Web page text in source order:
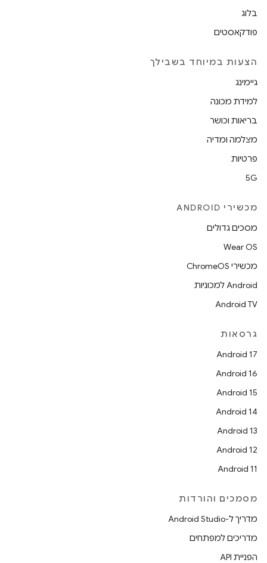
בלוג
פודקאסטים
הצעות במיוחד בשבילך
גיימינג
למידת מכונה
בריאות וכושר
מצלמה ומדיה
פרטיות
5G
מכשירי ANDROID
מסכים גדולים
Wear OS
מכשירי ChromeOS
Android למכוניות
Android TV
גרסאות
Android 17
Android 16
Android 15
Android 14
Android 13
Android 12
Android 11
מסמכים והורדות
מדריך ל-Android Studio
מדריכים למפתחים
הפניית API